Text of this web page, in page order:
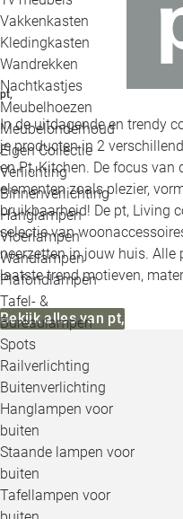
Vakkenkasten
Kledingkasten
Wandrekken
Nachtkastjes
Meubelhoezen
Meubelonderhoud
Eigen Collectie
Verlichting
Binnenverlichting
Hanglampen
Vloerlampen
Wandlampen
Plafondlampen
Tafel- &
Bureaulampen
Spots
Railverlichting
Buitenverlichting
Hanglampen voor
buiten
Staande lampen voor
buiten
Tafellampen voor
pt,
In de uitdagende en trendy
je producten in 2
en Pt, Kitchen. De focus
elementen zoals plezier,
bruikbaarheid! De pt, Living
selectie van
neerzetten in jouw huis.
laatste trend motieven,
Bekijk alles van pt,